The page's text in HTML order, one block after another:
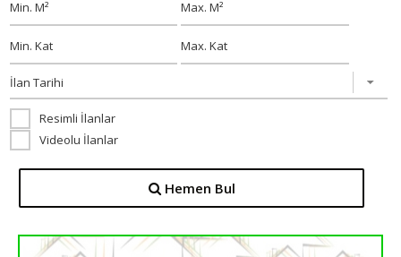
Resimli İlanlar
Videolu İlanlar
Hemen Bul